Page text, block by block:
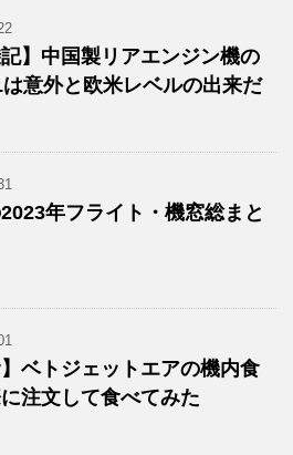
記】中国製リアエンジン機の
意外と欧米レベルの出来だ
年フライト・機窓総まと
】ベトジェットエアの機内食
注文して食べてみた